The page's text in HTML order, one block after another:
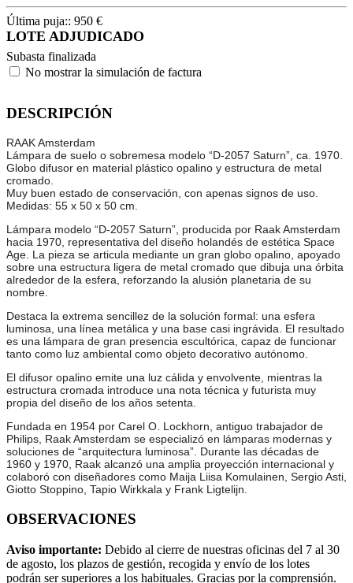
Última puja:: 950 €
LOTE ADJUDICADO
Subasta finalizada
No mostrar la simulación de factura
DESCRIPCIÓN
RAAK Amsterdam
Lámpara de suelo o sobremesa modelo “D-2057 Saturn”, ca. 1970.
Globo difusor en material plástico opalino y estructura de metal
cromado.
Muy buen estado de conservación, con apenas signos de uso.
Medidas: 55 x 50 x 50 cm.
Lámpara modelo “D-2057 Saturn”, producida por Raak Amsterdam
hacia 1970, representativa del diseño holandés de estética Space
Age. La pieza se articula mediante un gran globo opalino, apoyado
sobre una estructura ligera de metal cromado que dibuja una órbita
alrededor de la esfera, reforzando la alusión planetaria de su
nombre.
Destaca la extrema sencillez de la solución formal: una esfera
luminosa, una línea metálica y una base casi ingrávida. El resultado
es una lámpara de gran presencia escultórica, capaz de funcionar
tanto como luz ambiental como objeto decorativo autónomo.
El difusor opalino emite una luz cálida y envolvente, mientras la
estructura cromada introduce una nota técnica y futurista muy
propia del diseño de los años setenta.
Fundada en 1954 por Carel O. Lockhorn, antiguo trabajador de
Philips, Raak Amsterdam se especializó en lámparas modernas y
soluciones de “arquitectura luminosa”. Durante las décadas de
1960 y 1970, Raak alcanzó una amplia proyección internacional y
colaboró con diseñadores como Maija Liisa Komulainen, Sergio Asti,
Giotto Stoppino, Tapio Wirkkala y Frank Ligtelijn.
OBSERVACIONES
Aviso importante: Debido al cierre de nuestras oficinas del 7 al 30
de agosto, los plazos de gestión, recogida y envío de los lotes
podrán ser superiores a los habituales. Gracias por la comprensión.